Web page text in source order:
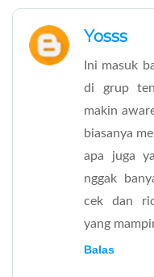
Yosss
Ini masuk
di grup
makin
biasanya
apa juga
nggak
cek dan
yang
Balas